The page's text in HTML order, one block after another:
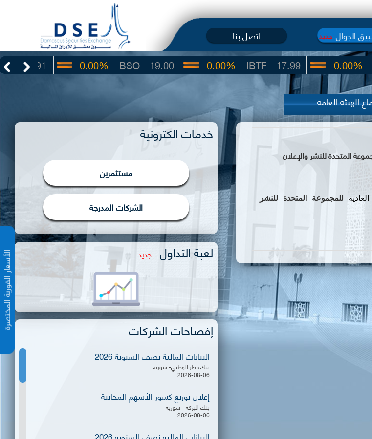
الجوال جديد اتصل بنا
19.00
BSO
0.00% 17.99
IBTF
0.00% SIIB
0.00%
الهيئة العامة...
الأسعار
المتحدة للنشر والإعلان
للمجموعة المتحدة للنشر
خدمات الكترونية
مستثمرين
الشركات المدرجة
لعبة التداول جديد
إفصاحات الشركات
البيانات المالية نصف السنوية 2026
بنك قطر الوطني- سورية
2026-08-06
إعلان توزيع كسور الأسهم المجانية
بنك البركة - سورية
2026-08-06